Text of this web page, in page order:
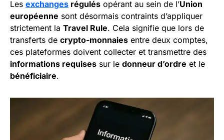
Les exchanges régulés opérant au sein de l’Union
européenne sont désormais contraints d’appliquer
strictement la Travel Rule. Cela signifie que lors de
transferts de crypto-monnaies entre deux comptes,
ces plateformes doivent collecter et transmettre des
informations requises sur le donneur d’ordre et le
bénéficiaire.